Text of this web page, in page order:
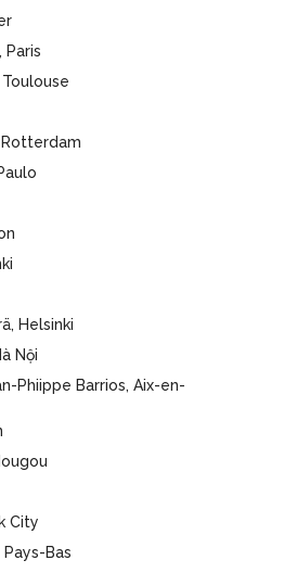
Paris
Helsinki
Nội
Phiippe Barrios, Aix-en-
City
Bas